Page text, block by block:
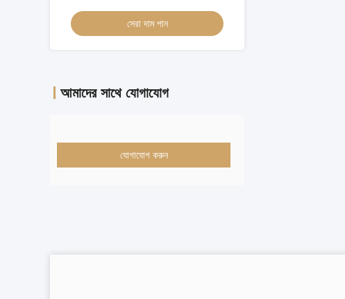
সেরা দাম পান
আমাদের সাথে যোগাযোগ
যোগাযোগ করুন